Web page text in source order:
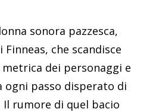
sonora pazzesca,
Finneas, che scandisce
dei personaggi e
ogni passo disperato di
Il rumore di quel bacio